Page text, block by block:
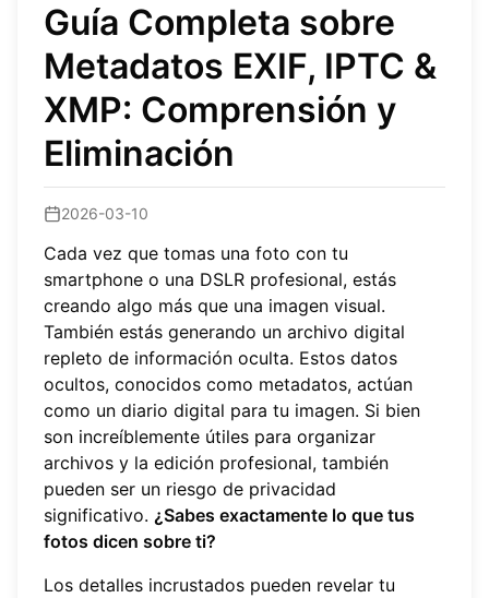
Guía Completa sobre
Metadatos EXIF, IPTC &
XMP: Comprensión y
Eliminación
2026-03-10
Cada vez que tomas una foto con tu
smartphone o una DSLR profesional, estás
creando algo más que una imagen visual.
También estás generando un archivo digital
repleto de información oculta. Estos datos
ocultos, conocidos como metadatos, actúan
como un diario digital para tu imagen. Si bien
son increíblemente útiles para organizar
archivos y la edición profesional, también
pueden ser un riesgo de privacidad
significativo. ¿Sabes exactamente lo que tus
fotos dicen sobre ti?
Los detalles incrustados pueden revelar tu